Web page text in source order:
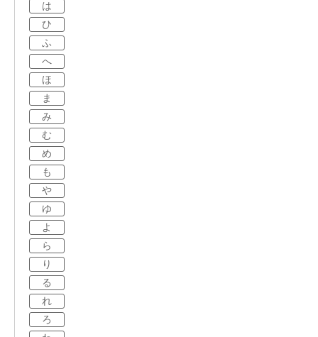
は
ひ
ふ
へ
ほ
ま
み
む
め
も
や
ゆ
よ
ら
り
る
れ
ろ